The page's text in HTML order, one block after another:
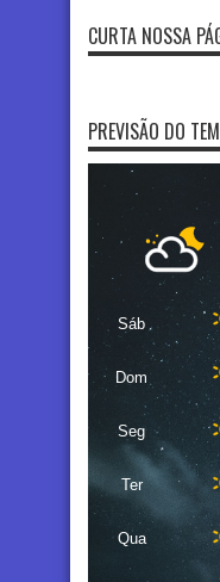
CURTA NOSSA
PREVISÃO DO
Sáb
Dom
Seg
Ter
Qua